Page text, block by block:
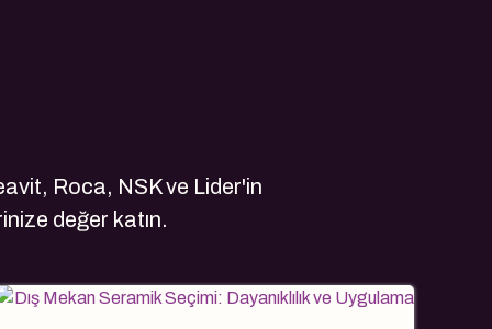
Roca, NSK ve Lider'in
değer katın.